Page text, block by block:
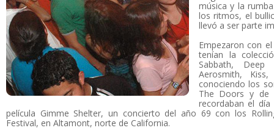
música y la
los ritmos, el
llevó a ser parte
Empezaron con
tenían la
Sabbath,
Aerosmith,
conociendo los
The Doors y de
recordaban el
película Gimme Shelter, un concierto del año 69 con los
Festival, en Altamont, norte de California.